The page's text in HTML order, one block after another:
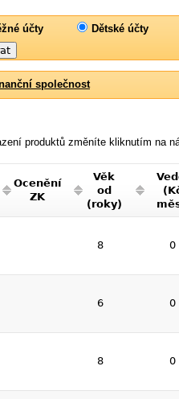
účty Dětské účty
společnost
produktů změníte kliknutím na
Ocenění
ZK
Věk
od
(roky)
8 0
6 0
8 0